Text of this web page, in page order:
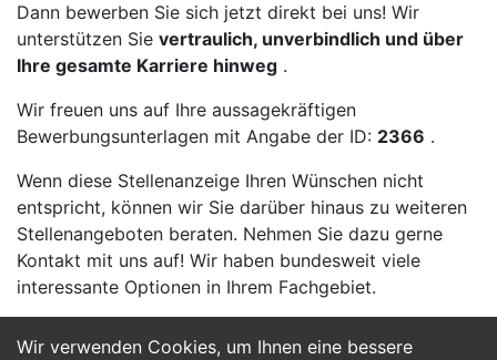
Wir verwenden Cookies, um Ihnen eine bessere
Dann bewerben Sie sich jetzt direkt bei uns! Wir
unterstützen Sie vertraulich, unverbindlich und über
Ihre gesamte Karriere hinweg .
Wir freuen uns auf Ihre aussagekräftigen
Bewerbungsunterlagen mit Angabe der ID: 2366 .
Wenn diese Stellenanzeige Ihren Wünschen nicht
entspricht, können wir Sie darüber hinaus zu weiteren
Stellenangeboten beraten. Nehmen Sie dazu gerne
Kontakt mit uns auf! Wir haben bundesweit viele
interessante Optionen in Ihrem Fachgebiet.